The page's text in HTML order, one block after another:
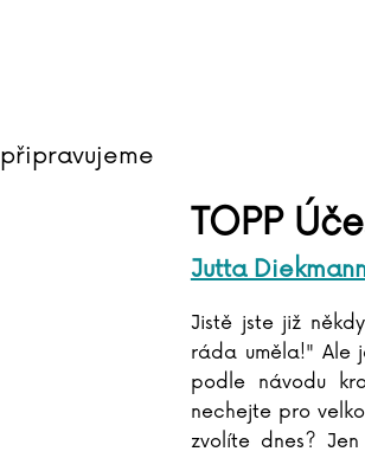
připravujeme
TOPP
Jutta
Jistě jste již
ráda uměla!" Ale
podle návodu
nechejte pro
zvolíte dnes?